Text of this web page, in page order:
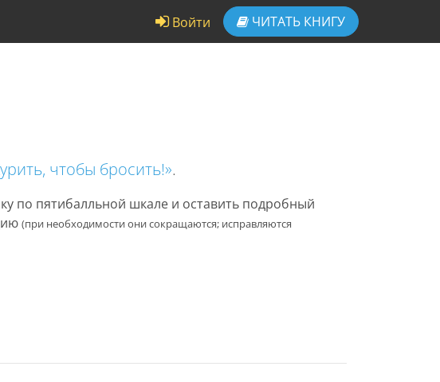
Войти ЧИТАТЬ КНИГУ
чтобы бросить!».
по пятибалльной шкале и оставить подробный
(при необходимости они сокращаются; исправляются